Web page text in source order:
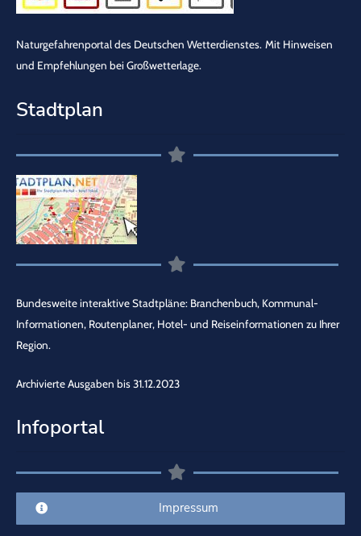
Naturgefahrenportal des Deutschen Wetterdienstes. Mit Hinweisen
und Empfehlungen bei Großwetterlage.
Stadtplan
Bundesweite interaktive Stadtpläne: Branchenbuch, Kommunal-
Informationen, Routenplaner, Hotel- und Reiseinformationen zu Ihrer
Region.
Archivierte Ausgaben bis 31.12.2023
Infoportal
Impressum